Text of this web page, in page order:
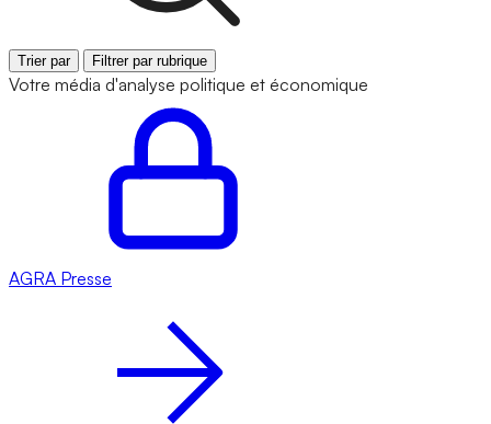
Trier par Filtrer par rubrique
Votre média d'analyse politique et économique
AGRA Presse